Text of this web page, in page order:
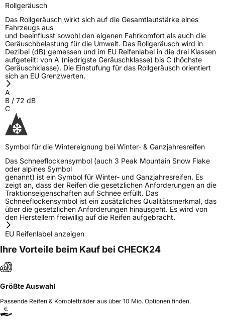
Rollgeräusch
Das Rollgeräusch wirkt sich auf die Gesamtlautstärke eines
Fahrzeugs aus
und beeinflusst sowohl den eigenen Fahrkomfort als auch die
Geräuschbelastung für die Umwelt. Das Rollgeräusch wird in
Dezibel (dB) gemessen und im EU Reifenlabel in die drei Klassen
aufgeteilt: von A (niedrigste Geräuschklasse) bis C (höchste
Geräuschklasse). Die Einstufung für das Rollgeräusch orientiert
sich an EU Grenzwerten.
A
B / 72 dB
C
Symbol für die Wintereignung bei Winter- & Ganzjahresreifen
Das Schneeflockensymbol (auch 3 Peak Mountain Snow Flake
oder alpines Symbol
genannt) ist ein Symbol für Winter- und Ganzjahresreifen. Es
zeigt an, dass der Reifen die gesetzlichen Anforderungen an die
Traktionseigenschaften auf Schnee erfüllt. Das
Schneeflockensymbol ist ein zusätzliches Qualitätsmerkmal, das
über die gesetzlichen Anforderungen hinausgeht. Es wird von
den Herstellern freiwillig auf die Reifen aufgebracht.
EU Reifenlabel anzeigen
Ihre Vorteile beim Kauf bei CHECK24
Größte Auswahl
Passende Reifen & Kompletträder aus über 10 Mio. Optionen finden.